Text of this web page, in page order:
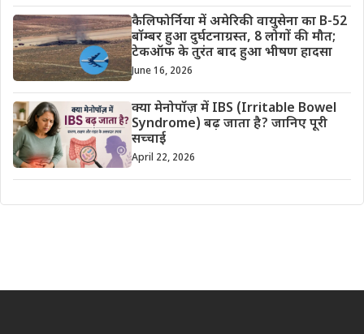
कैलिफोर्निया में अमेरिकी वायुसेना का B-52
बॉम्बर हुआ दुर्घटनाग्रस्त, 8 लोगों की मौत;
टेकऑफ के तुरंत बाद हुआ भीषण हादसा
June 16, 2026
क्या मेनोपॉज़ में IBS (Irritable Bowel
Syndrome) बढ़ जाता है? जानिए पूरी
सच्चाई
April 22, 2026